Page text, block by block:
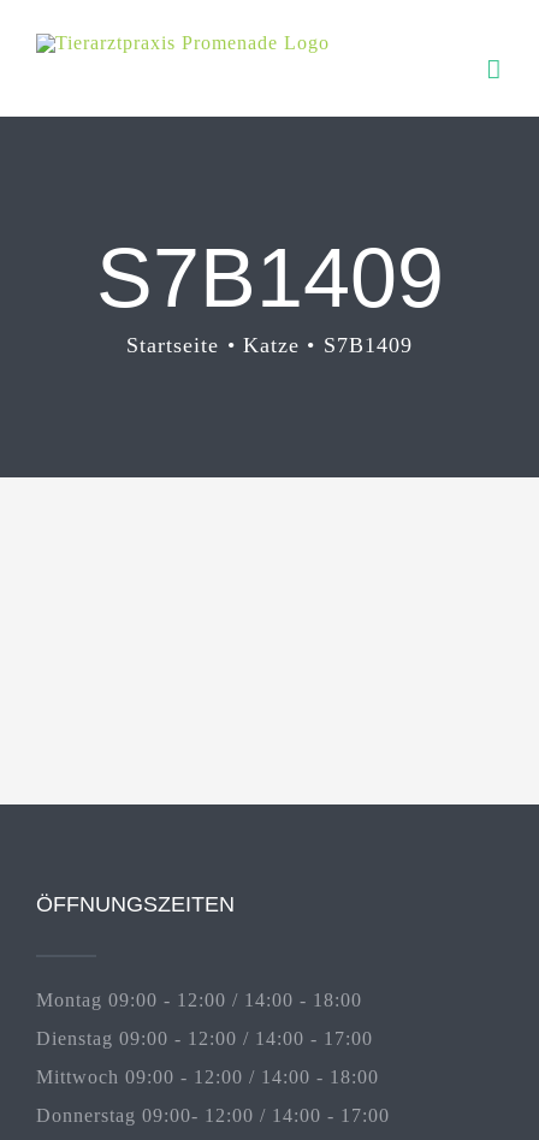
Inhalt
S7B1409
Startseite Katze S7B1409
ÖFFNUNGSZEITEN
Montag 09:00 - 12:00 / 14:00 - 18:00
Dienstag 09:00 - 12:00 / 14:00 - 17:00
Mittwoch 09:00 - 12:00 / 14:00 - 18:00
Donnerstag 09:00- 12:00 / 14:00 - 17:00